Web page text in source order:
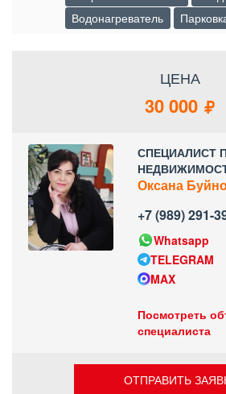
Водонагреватель
ЦЕНА
30 000
СПЕЦИАЛИСТ
Оксана
+7 (989) 291-
Whatsapp
TELEGRAM
MAX
Посмотреть
специалиста
ОТПРАВИТЬ